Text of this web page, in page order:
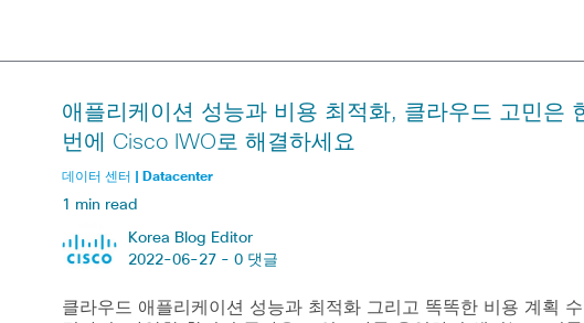
애플리케이션 성능과 비용 최적화, 클라우드 고민은
번에 Cisco IWO로 해결하세요
데이터 센터 | Datacenter
1 min read
Korea Blog Editor
2022-06-27 - 0 댓글
클라우드 애플리케이션 성능과 최적화 그리고 똑똑한 비용 계획 수